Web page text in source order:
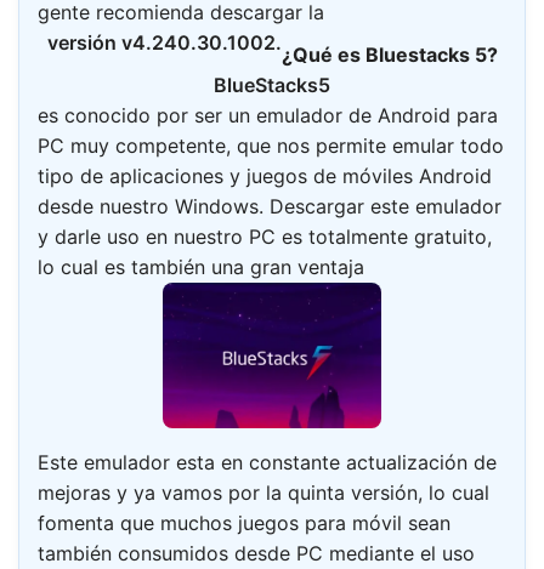
gente recomienda descargar la
versión v4.240.30.1002.¿Qué es Bluestacks 5?
BlueStacks5
es conocido por ser un emulador de Android para
PC muy competente, que nos permite emular todo
tipo de aplicaciones y juegos de móviles Android
desde nuestro Windows. Descargar este emulador
y darle uso en nuestro PC es totalmente gratuito,
lo cual es también una gran ventaja
Este emulador esta en constante actualización de
mejoras y ya vamos por la quinta versión, lo cual
fomenta que muchos juegos para móvil sean
también consumidos desde PC mediante el uso